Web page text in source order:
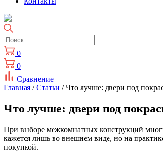
0
0
Сравнение
Главная /Статьи / Что лучше: двери под
Что лучше: двери под
При выборе межкомнатных конструкций
кажется лишь во внешнем виде, но на
покупкой.